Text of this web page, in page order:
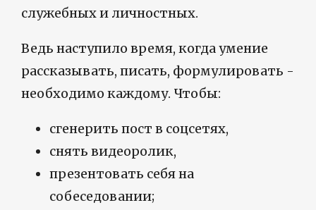
служебных и личностных.
Ведь наступило время, когда умение
рассказывать, писать, формулировать -
необходимо каждому. Чтобы:
сгенерить пост в соцсетях,
снять видеоролик,
презентовать себя на
собеседовании;